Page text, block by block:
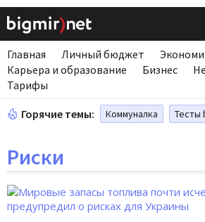
Главная Личный бюджет
Карьера и образование
Бизнес
Тарифы
Горячие темы: Коммуналка Тесты
Риски